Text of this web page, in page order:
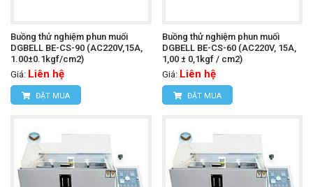
Buồng thử nghiệm phun muối
DGBELL BE-CS-90 (AC220V,15A,
1.00±0.1kgf/cm2)
Giá: Liên hệ
ĐẶT MUA
Buồng thử nghiệm phun muối
DGBELL BE-CS-60 (AC220V, 15A,
1,00 ± 0,1kgf / cm2)
Giá: Liên hệ
ĐẶT MUA